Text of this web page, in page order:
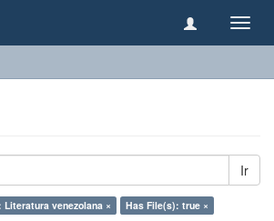
Ir
Literatura venezolana × Has File(s): true ×